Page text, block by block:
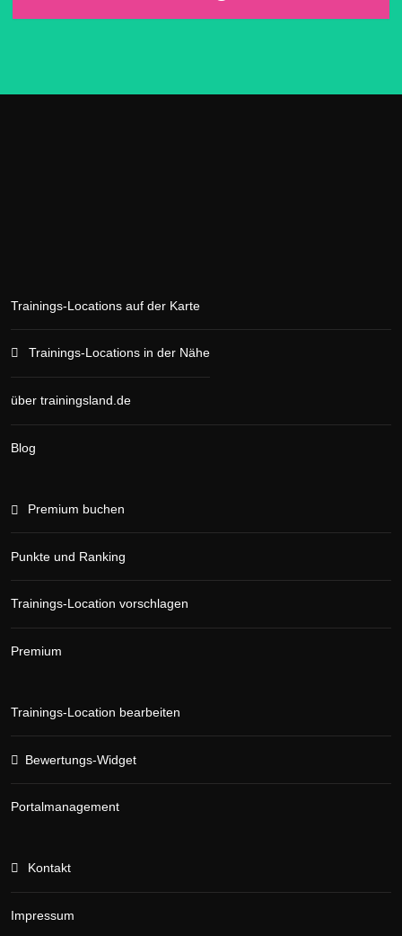
Trainings-Locations auf der Karte
Trainings-Locations in der Nähe
über trainingsland.de
Blog
Premium buchen
Punkte und Ranking
Trainings-Location vorschlagen
Premium
Trainings-Location bearbeiten
Bewertungs-Widget
Portalmanagement
Kontakt
Impressum